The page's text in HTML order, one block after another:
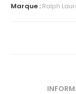
Marque : Ralph